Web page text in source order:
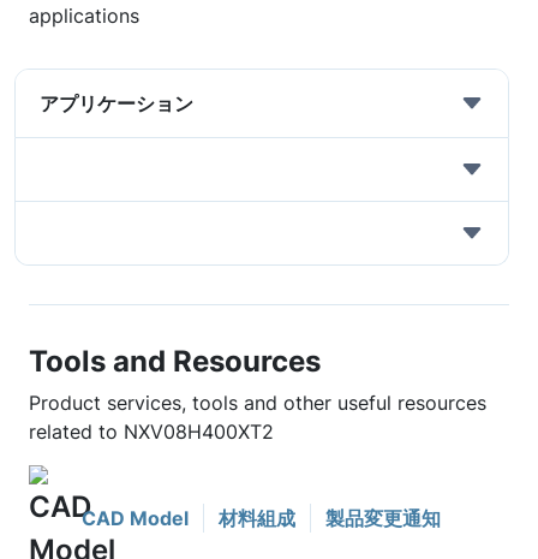
applications
アプリケーション
Tools and Resources
Product services, tools and other useful resources
related to NXV08H400XT2
CAD Model 材料組成 製品変更通知